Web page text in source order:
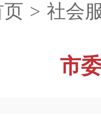
> 社会
市